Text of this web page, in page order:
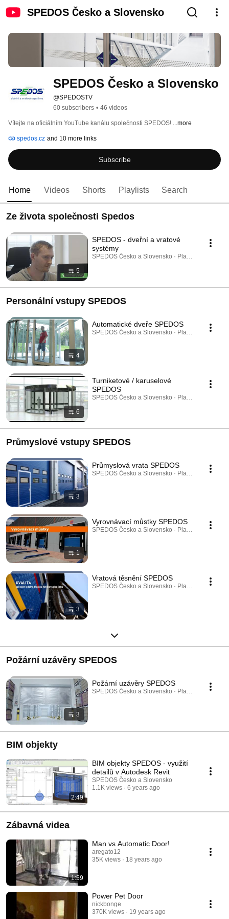
SPEDOS Česko a Slovensko
SPEDOS Česko a Slovensko
@SPEDOSTV
60 subscribers • 46 videos
Vítejte na oficiálním YouTube kanálu společnosti SPEDOS! ...more
spedos.cz and 10 more links
Subscribe
Home Videos Shorts Playlists Search
Ze života společnosti Spedos
5
SPEDOS - dveřní a vratové
systémy
SPEDOS Česko a Slovensko · Playlist
Personální vstupy SPEDOS
4
Automatické dveře SPEDOS
SPEDOS Česko a Slovensko · Playlist
6
Turniketové / karuselové
SPEDOS
SPEDOS Česko a Slovensko · Playlist
Průmyslové vstupy SPEDOS
3
Průmyslová vrata SPEDOS
SPEDOS Česko a Slovensko · Playlist
1
Vyrovnávací můstky SPEDOS
SPEDOS Česko a Slovensko · Playlist
3
Vratová těsnění SPEDOS
SPEDOS Česko a Slovensko · Playlist
Požární uzávěry SPEDOS
3
Požární uzávěry SPEDOS
SPEDOS Česko a Slovensko · Playlist
BIM objekty
2:49
BIM objekty SPEDOS - využití
detailů v Autodesk Revit
SPEDOS Česko a Slovensko
1.1K views
6 years ago
Zábavná videa
1:59
Man vs Automatic Door!
aregato12
35K views
18 years ago
Power Pet Door
nickbonge
370K views
19 years ago